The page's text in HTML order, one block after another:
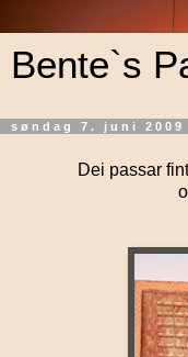
Bente`s
søndag 7. juni 2009
Dei passar